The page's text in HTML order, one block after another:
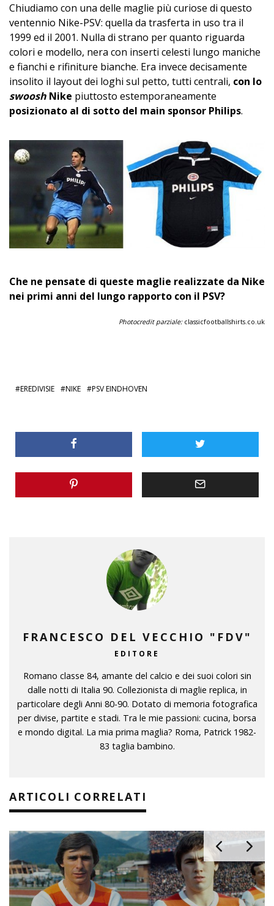
Chiudiamo con una delle maglie più curiose di questo
ventennio Nike-PSV: quella da trasferta in uso tra il
1999 ed il 2001. Nulla di strano per quanto riguarda
colori e modello, nera con inserti celesti lungo maniche
e fianchi e rifiniture bianche. Era invece decisamente
insolito il layout dei loghi sul petto, tutti centrali, con lo
swoosh Nike piuttosto estemporaneamente
posizionato al di sotto del main sponsor Philips.
Che ne pensate di queste maglie realizzate da Nike
nei primi anni del lungo rapporto con il PSV?
Photocredit parziale: classicfootballshirts.co.uk
EREDIVISIE NIKE PSV EINDHOVEN
FRANCESCO DEL VECCHIO "FDV"
EDITORE
Romano classe 84, amante del calcio e dei suoi colori sin
dalle notti di Italia 90. Collezionista di maglie replica, in
particolare degli Anni 80-90. Dotato di memoria fotografica
per divise, partite e stadi. Tra le mie passioni: cucina, borsa
e mondo digital. La mia prima maglia? Roma, Patrick 1982-
83 taglia bambino.
ARTICOLI CORRELATI